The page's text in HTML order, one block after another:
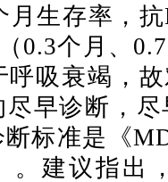
月生存率，
0.3个月、
吸衰竭， 故
早诊断，
标准是《
。建议指出